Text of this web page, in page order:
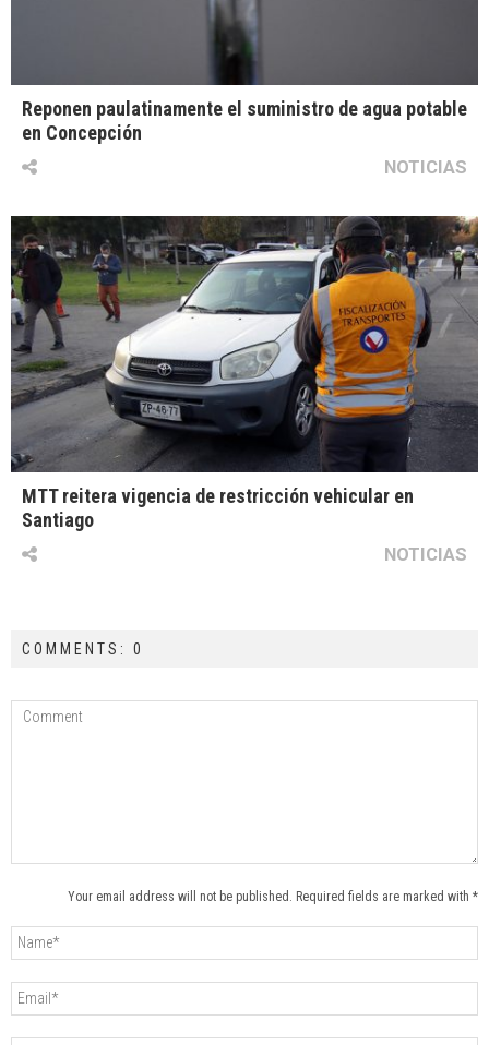
Reponen paulatinamente el suministro de agua potable
en Concepción
NOTICIAS
MTT reitera vigencia de restricción vehicular en
Santiago
NOTICIAS
COMMENTS: 0
Your email address will not be published. Required fields are marked with *